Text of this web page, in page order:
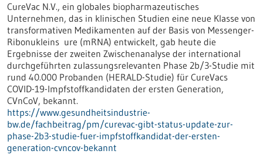
CureVac N.V., ein globales biopharmazeutisches
Unternehmen, das in klinischen Studien eine neue Klasse von
transformativen Medikamenten auf der Basis von Messenger-
Ribonukleins ure (mRNA) entwickelt, gab heute die
Ergebnisse der zweiten Zwischenanalyse der international
durchgeführten zulassungsrelevanten Phase 2b/3-Studie mit
rund 40.000 Probanden (HERALD-Studie) für CureVacs
COVID-19-Impfstoffkandidaten der ersten Generation,
CVnCoV, bekannt.
https://www.gesundheitsindustrie-
bw.de/fachbeitrag/pm/curevac-gibt-status-update-zur-
phase-2b3-studie-fuer-impfstoffkandidat-der-ersten-
generation-cvncov-bekannt